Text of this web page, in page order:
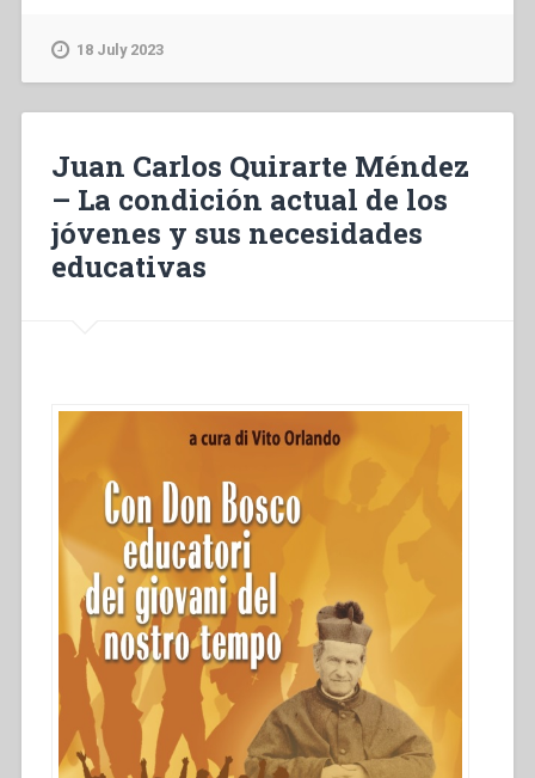
rinnovamento.
I
salesiani
Don
18 July 2023
Juan Carlos Quirarte Méndez
– La condición actual de los
jóvenes y sus necesidades
educativas